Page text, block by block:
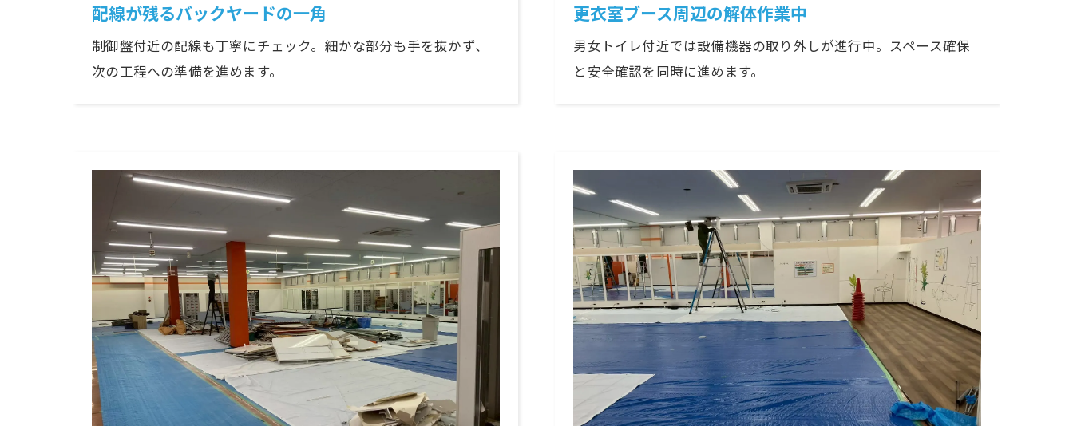
配線が残るバックヤードの一角
制御盤付近の配線も丁寧にチェック。細かな部分も手を抜かず、
次の工程への準備を進めます。
更衣室ブース周辺の解体作業中
男女トイレ付近では設備機器の取り外しが進行中。スペース確保
と安全確認を同時に進めます。